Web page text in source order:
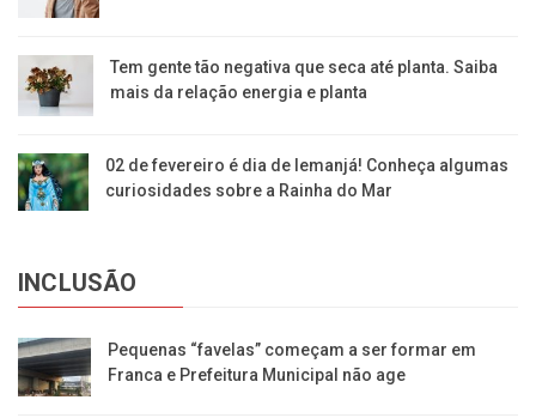
Tem gente tão negativa que seca até planta. Saiba
mais da relação energia e planta
02 de fevereiro é dia de Iemanjá! Conheça algumas
curiosidades sobre a Rainha do Mar
INCLUSÃO
Pequenas “favelas” começam a ser formar em
Franca e Prefeitura Municipal não age